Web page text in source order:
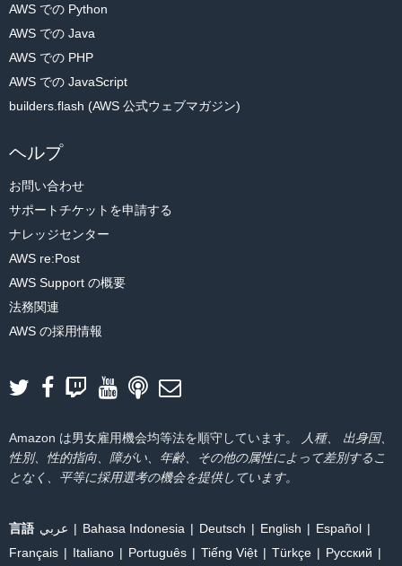
AWS での Python
AWS での Java
AWS での PHP
AWS での JavaScript
builders.flash (AWS 公式ウェブマガジン)
ヘルプ
お問い合わせ
サポートチケットを申請する
ナレッジセンター
AWS re:Post
AWS Support の概要
法務関連
AWS の採用情報
Amazon は男女雇用機会均等法を順守しています。
人種、 出身国、
性別、性的指向、障がい、年齢、その他の属性によって差別するこ
となく、平等に採用選考の機会を提供しています。
言語 عربي Bahasa Indonesia Deutsch English
Español
Français
Italiano Português Tiếng Việt Türkçe Ρусский